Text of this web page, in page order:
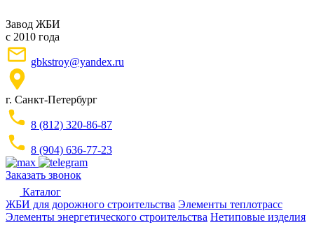
Завод ЖБИ
с 2010 года
gbkstroy@yandex.ru
г. Санкт-Петербург
8 (812) 320-86-87
8 (904) 636-77-23
Заказать звонок
Каталог
ЖБИ для дорожного строительства Элементы теплотрасс
Элементы энергетического строительства Нетиповые изделия